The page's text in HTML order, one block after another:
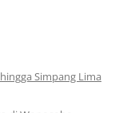
Simpang Lima